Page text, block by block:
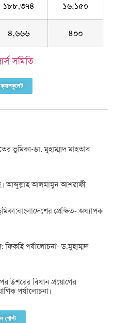
১৮৮,৩৭৪ ১৬,১৫০
৪,৬৬৬ ৪০০
সমিতি
ভূমিকা-ডা. মুহাম্মাদ মাহতাব
আব্দুল্লাহ আলমামুন আশরাফী
প্রেক্ষিত- অধ্যাপক
ফিকহি পর্যালোচনা- ড.মুহাম্মদ
উশরের বিধান প্রয়োগের
পর্যালোচনা।
পোস্ট